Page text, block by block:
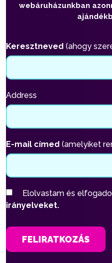
webáruházunkban
Keresztneved (ahogy
Address
E-mail címed (amelyiket
Elolvastam és
irányelveket.
FELIRATKOZÁS